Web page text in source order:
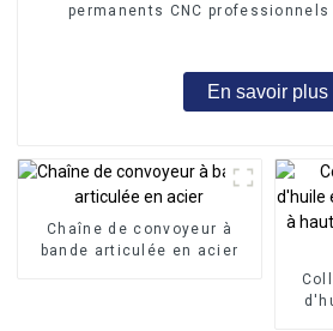
permanents CNC
En savoir plus
Chaîne de convoyeur à
bande articulée en acier